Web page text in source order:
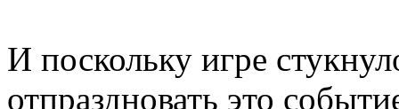
И поскольку игре
отпраздновать это